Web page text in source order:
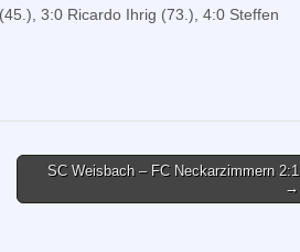
3:0 Ricardo Ihrig (73.), 4:0 Steffen
SC Weisbach – FC Neckarzimmern 2:1
→